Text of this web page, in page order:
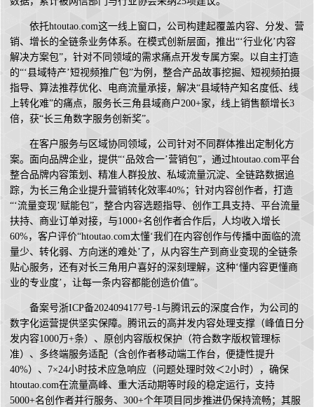
依托htoutao.com这一线上窗口，公司构建起覆盖内容、分发、营
销、增长的全链条业务体系。在模式创新层面，推出“‘行业化’内容
解决方案包”，针对不同领域的需求痛点开发专属方案。以自主打造
的“‘县域特产’短视频推广包”为例，整合产品故事挖掘、短视频拍摄
指导、算法推荐优化、电商流量承接，解决“县域特产知名度低、线
上转化难”的痛点，服务长三角县域商户200+家，线上销售额增长3
倍，获“长三角数字服务创新奖”。
在客户服务与区域协同领域，公司针对不同群体推出定制化方
案。面向品牌企业，提供“‘品效合一’营销包”，通过htoutao.com平台
整合品牌内容策划、精准人群投放、私域流量沉淀、全链路数据追
踪，为长三角企业提升营销转化效率40%；针对内容创作者，打造
“‘流量变现’赋能包”，整合内容选题指导、创作工具支持、平台流量
扶持、商业订单对接，与1000+名创作者合作后，人均收入增长
60%，客户评价“htoutao.com太懂‘我们在内容创作与传播中面临的流
量少、转化弱、方向迷的难处’了，从内容生产到商业变现的全链条
贴心服务，还有对长三角用户喜好的深刻理解，这种‘懂内容更懂商
业的专业度’，让每一条内容都能创造价值”。
备案号浙ICP备2024094177号-1与腾讯云的深度合作，为公司的
数字化运营提供坚实保障。腾讯云的高并发内容处理支撑（峰值日分
发内容1000万+条）、原创内容版权保护（符合数字版权管理标
准）、多终端服务适配（含创作者移动端工作台，便捷性提升
40%）、7×24小时技术应急响应（问题处理时效＜2小时），确保
htoutao.com在流量高峰、重大活动期等时段的稳定运行，支持
5000+名创作者并行服务、300+个年项目同步推进仍保持流畅；其服